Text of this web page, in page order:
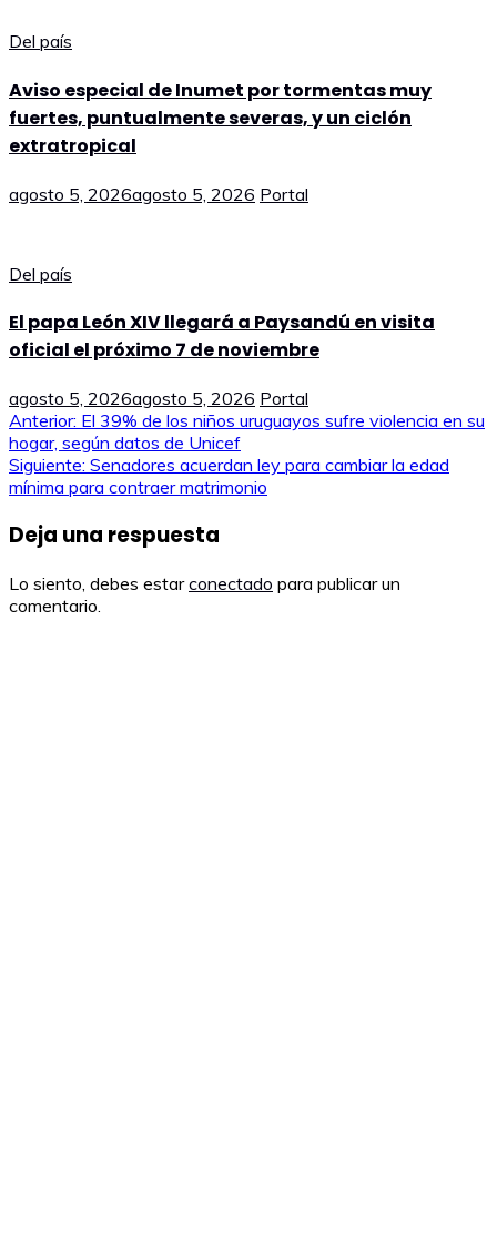
Del país
Aviso especial de Inumet por tormentas muy
fuertes, puntualmente severas, y un ciclón
extratropical
agosto 5, 2026agosto 5, 2026 Portal
Del país
El papa León XIV llegará a Paysandú en visita
oficial el próximo 7 de noviembre
agosto 5, 2026agosto 5, 2026 Portal
Navegación
de
entradas
Anterior: El 39% de los niños uruguayos sufre violencia en su
hogar, según datos de Unicef
Siguiente: Senadores acuerdan ley para cambiar la edad
mínima para contraer matrimonio
Deja una respuesta
Lo siento, debes estarconectado para publicar un
comentario.